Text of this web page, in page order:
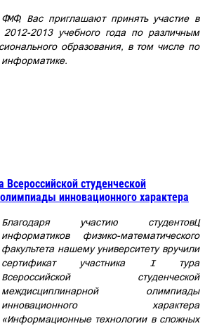
Вас приглашают принять участие в
2012-2013 учебного года по различным
образования, в том числе по
Всероссийской студенческой
инновационного характера
Благодаря участию студентов–
информатиков физико-математического
факультета нашему университету вручили
сертификат участника
Iтура
Всероссийской студенческой
междисциплинарной олимпиады
инновационного характера
«Информационные технологии в сложных